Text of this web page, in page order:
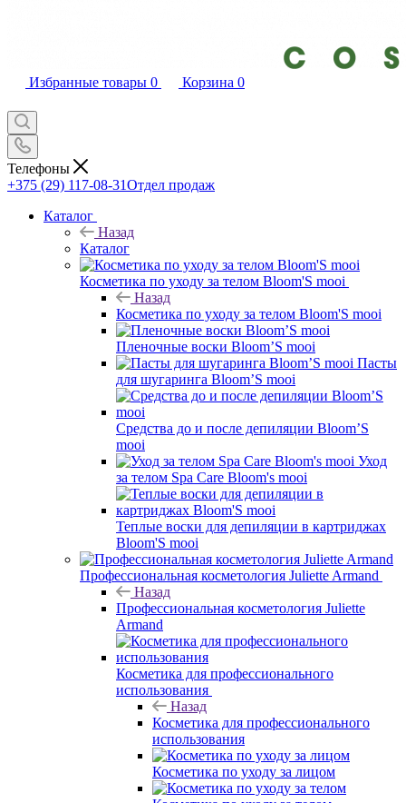
Избранные товары 0 Корзина 0
Телефоны
+375 (29) 117-08-31Отдел продаж
Каталог
Назад
Каталог
Косметика по уходу за телом Bloom'S mooi
Назад
Косметика по уходу за телом Bloom'S mooi
Пленочные воски Bloom’S mooi
Пасты
для шугаринга Bloom’S mooi
Средства до и после депиляции Bloom’S
mooi
Уход
за телом Spa Care Bloom's mooi
Теплые воски для депиляции в картриджах
Bloom'S mooi
Профессиональная косметология Juliette Armand
Назад
Профессиональная косметология Juliette
Armand
Косметика для профессионального
использования
Назад
Косметика для профессионального
использования
Косметика по уходу за лицом